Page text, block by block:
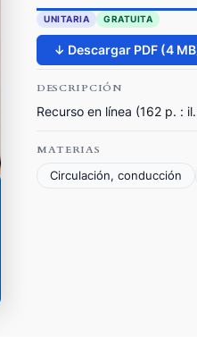
UNITARIA GRATUITA
↓ Descargar PDF (4
DESCRIPCIÓN
Recurso en línea (162 p. :
MATERIAS
Circulación, conducción